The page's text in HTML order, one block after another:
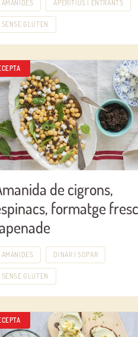
AMANIDES APERITIUS I ENTRANTS
SENSE GLUTEN
de cigrons,
formatge
AMANIDES DINAR I SOPAR
SENSE GLUTEN
Iniciar sessió amb
Inicia sessió amb
LA TEVA ADREÇA DE CORREU
no estàs inscrit al Club Borges?